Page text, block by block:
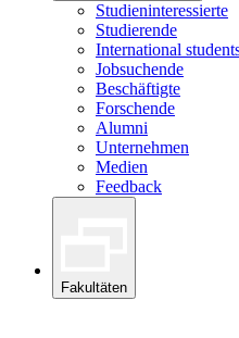
Studieninteressierte
Studierende
International
Jobsuchende
Beschäftigte
Forschende
Alumni
Unternehmen
Medien
Feedback
Fakultäten